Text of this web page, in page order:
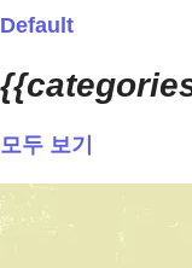
Default
모두 보기